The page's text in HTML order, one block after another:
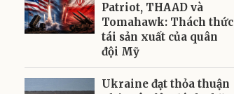
Patriot, THAAD và
Tomahawk: Thách thức
tái sản xuất của quân
đội Mỹ
Ukraine đạt thỏa thuận